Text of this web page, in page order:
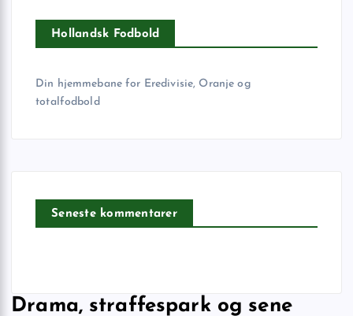
Hollandsk Fodbold
Din hjemmebane for Eredivisie, Oranje og
totalfodbold
Seneste kommentarer
Drama, straffespark og sene